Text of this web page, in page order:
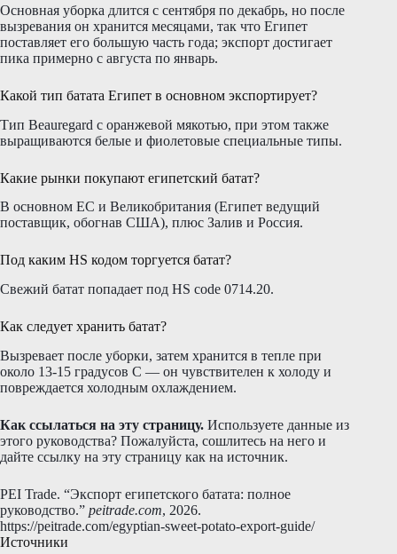
Основная уборка длится с сентября по декабрь, но после
вызревания он хранится месяцами, так что Египет
поставляет его большую часть года; экспорт достигает
пика примерно с августа по январь.
Какой тип батата Египет в основном экспортирует?
Тип Beauregard с оранжевой мякотью, при этом также
выращиваются белые и фиолетовые специальные типы.
Какие рынки покупают египетский батат?
В основном ЕС и Великобритания (Египет ведущий
поставщик, обогнав США), плюс Залив и Россия.
Под каким HS кодом торгуется батат?
Свежий батат попадает под HS code 0714.20.
Как следует хранить батат?
Вызревает после уборки, затем хранится в тепле при
около 13-15 градусов C — он чувствителен к холоду и
повреждается холодным охлаждением.
Как ссылаться на эту страницу. Используете данные из
этого руководства? Пожалуйста, сошлитесь на него и
дайте ссылку на эту страницу как на источник.
PEI Trade. “Экспорт египетского батата: полное
руководство.” peitrade.com, 2026.
https://peitrade.com/egyptian-sweet-potato-export-guide/
Источники